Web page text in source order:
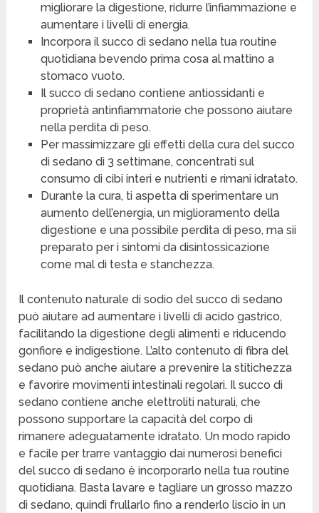
migliorare la digestione, ridurre l’infiammazione e
aumentare i livelli di energia.
Incorpora il succo di sedano nella tua routine
quotidiana bevendo prima cosa al mattino a
stomaco vuoto.
Il succo di sedano contiene antiossidanti e
proprietà antinfiammatorie che possono aiutare
nella perdita di peso.
Per massimizzare gli effetti della cura del succo
di sedano di 3 settimane, concentrati sul
consumo di cibi interi e nutrienti e rimani idratato.
Durante la cura, ti aspetta di sperimentare un
aumento dell’energia, un miglioramento della
digestione e una possibile perdita di peso, ma sii
preparato per i sintomi da disintossicazione
come mal di testa e stanchezza.
Il contenuto naturale di sodio del succo di sedano
può aiutare ad aumentare i livelli di acido gastrico,
facilitando la digestione degli alimenti e riducendo
gonfiore e indigestione. L’alto contenuto di fibra del
sedano può anche aiutare a prevenire la stitichezza
e favorire movimenti intestinali regolari. Il succo di
sedano contiene anche elettroliti naturali, che
possono supportare la capacità del corpo di
rimanere adeguatamente idratato. Un modo rapido
e facile per trarre vantaggio dai numerosi benefici
del succo di sedano è incorporarlo nella tua routine
quotidiana. Basta lavare e tagliare un grosso mazzo
di sedano, quindi frullarlo fino a renderlo liscio in un